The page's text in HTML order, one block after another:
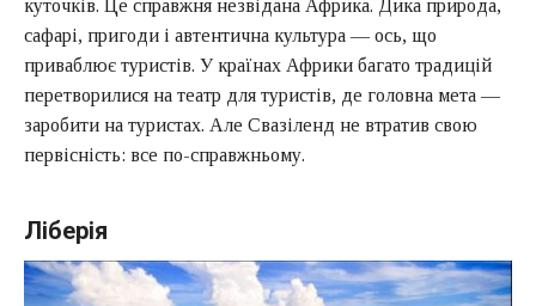
куточків. Це справжня незвідана Африка. Дика природа,
сафарі, пригоди і автентична культура — ось, що
приваблює туристів. У країнах Африки багато традицій
перетворилися на театр для туристів, де головна мета —
заробити на туристах. Але Свазіленд не втратив свою
первісність: все по-справжньому.
Ліберія